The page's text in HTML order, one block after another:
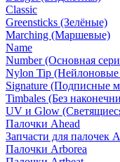
Classic
Greensticks (Зелёные)
Marching (Маршевые)
Name
Number (Основная
Nylon Tip (Нейлоновые
Signature (Подписные
Timbales (Без
UV и Glow
Палочки Ahead
Запчасти для палочек
Палочки Arborea